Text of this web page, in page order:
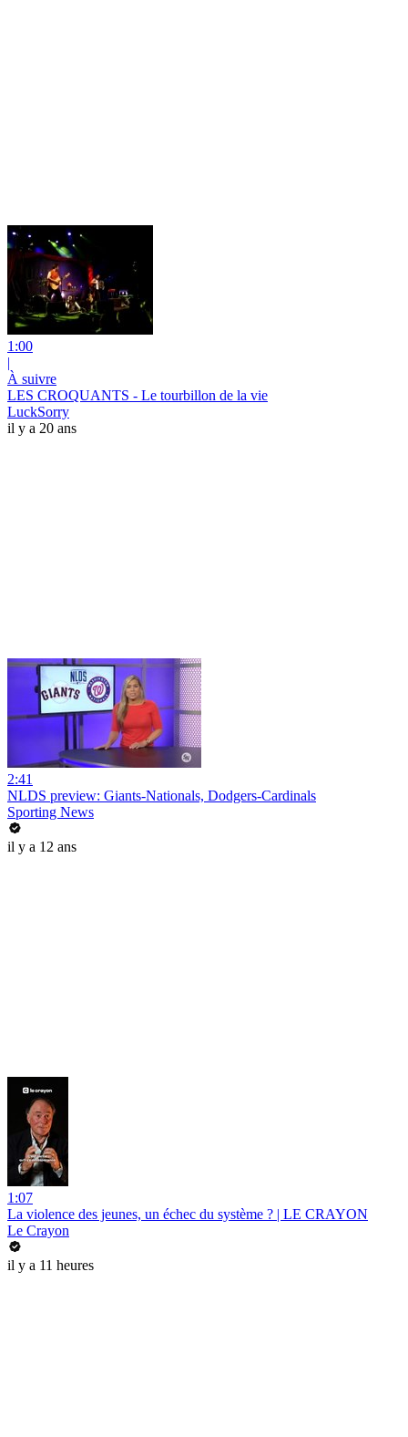
1:00
|
À suivre
LES CROQUANTS - Le tourbillon de la vie
LuckSorry
il y a 20 ans
2:41
NLDS preview: Giants-Nationals, Dodgers-Cardinals
Sporting News
il y a 12 ans
1:07
La violence des jeunes, un échec du système ? | LE CRAYON
Le Crayon
il y a 11 heures